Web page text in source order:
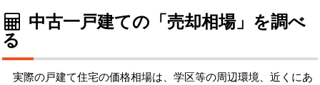
中古一戸建ての「売却相場」を調べ
る
実際の戸建て住宅の価格相場は、学区等の周辺環境、近くにあ